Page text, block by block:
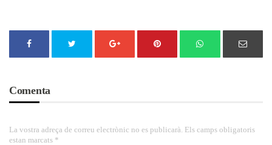
Comenta
La vostra adreça de correu electrònic no es publicarà. Els camps obligatoris
estan marcats *